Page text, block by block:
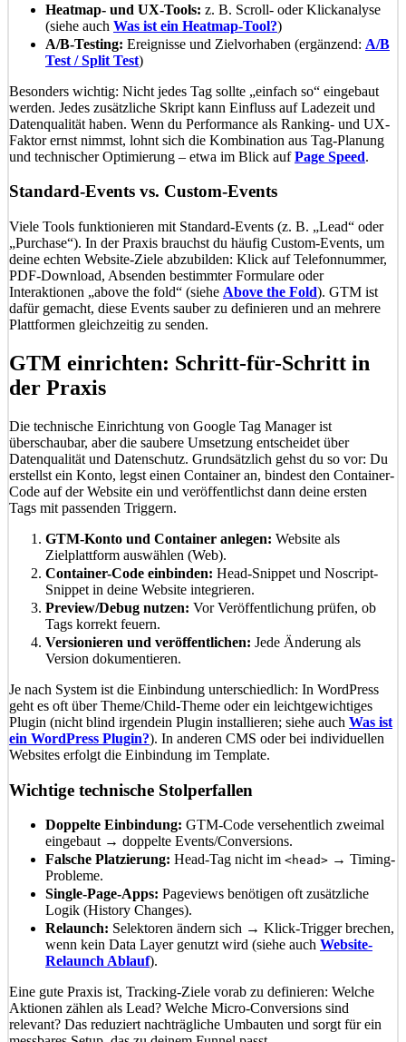
Heatmap- und UX-Tools: z. B. Scroll- oder Klickanalyse
(siehe auch Was ist ein Heatmap-Tool?)
A/B-Testing: Ereignisse und Zielvorhaben (ergänzend: A/B
Test / Split Test)
Besonders wichtig: Nicht jedes Tag sollte „einfach so“ eingebaut
werden. Jedes zusätzliche Skript kann Einfluss auf Ladezeit und
Datenqualität haben. Wenn du Performance als Ranking- und UX-
Faktor ernst nimmst, lohnt sich die Kombination aus Tag-Planung
und technischer Optimierung – etwa im Blick aufPage Speed.
Standard-Events vs. Custom-Events
Viele Tools funktionieren mit Standard-Events (z. B. „Lead“ oder
„Purchase“). In der Praxis brauchst du häufig Custom-Events, um
deine echten Website-Ziele abzubilden: Klick auf Telefonnummer,
PDF-Download, Absenden bestimmter Formulare oder
Interaktionen „above the fold“ (siehe Above the Fold). GTM ist
dafür gemacht, diese Events sauber zu definieren und an mehrere
Plattformen gleichzeitig zu senden.
GTM einrichten: Schritt-für-Schritt in
der Praxis
Die technische Einrichtung von Google Tag Manager ist
überschaubar, aber die saubere Umsetzung entscheidet über
Datenqualität und Datenschutz. Grundsätzlich gehst du so vor: Du
erstellst ein Konto, legst einen Container an, bindest den Container-
Code auf der Website ein und veröffentlichst dann deine ersten
Tags mit passenden Triggern.
GTM-Konto und Container anlegen: Website als
Zielplattform auswählen (Web).
Container-Code einbinden: Head-Snippet und Noscript-
Snippet in deine Website integrieren.
Preview/Debug nutzen: Vor Veröffentlichung prüfen, ob
Tags korrekt feuern.
Versionieren und veröffentlichen: Jede Änderung als
Version dokumentieren.
Je nach System ist die Einbindung unterschiedlich: In WordPress
geht es oft über Theme/Child-Theme oder ein leichtgewichtiges
Plugin (nicht blind irgendein Plugin installieren; siehe auch Was ist
ein WordPress Plugin?). In anderen CMS oder bei individuellen
Websites erfolgt die Einbindung im Template.
Wichtige technische Stolperfallen
Doppelte Einbindung: GTM-Code versehentlich zweimal
eingebaut → doppelte Events/Conversions.
Falsche Platzierung: Head-Tag nicht im <head> → Timing-
Probleme.
Single-Page-Apps: Pageviews benötigen oft zusätzliche
Logik (History Changes).
Relaunch: Selektoren ändern sich → Klick-Trigger brechen,
wenn kein Data Layer genutzt wird (siehe auch Website-
Relaunch Ablauf).
Eine gute Praxis ist, Tracking-Ziele vorab zu definieren: Welche
Aktionen zählen als Lead? Welche Micro-Conversions sind
relevant? Das reduziert nachträgliche Umbauten und sorgt für ein